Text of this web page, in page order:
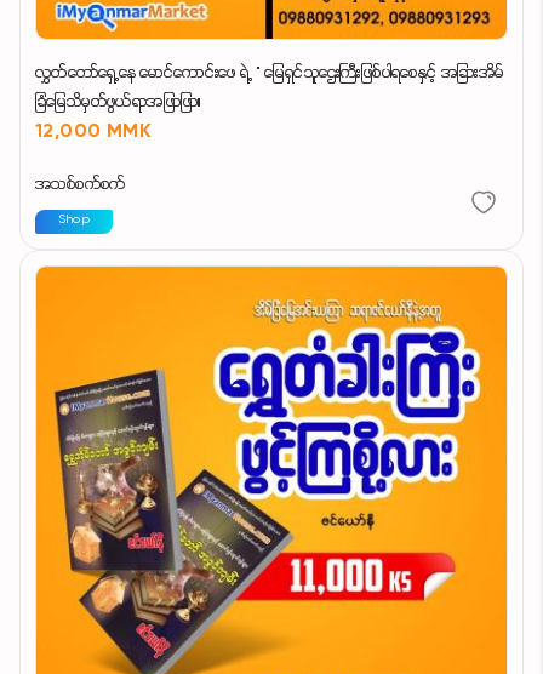
လွှတ်တော်ရှေ့နေ မောင်ကောင်းဖေ ရဲ့ " မြေရှင်သူဌေးကြီးဖြစ်ပါရစေနှင့် အခြားအိမ်
ခြံမြေသိမှတ်ဖွယ်ရာအဖြာဖြာ။
12,000 MMK
အသစ်စက်စက်
Shop